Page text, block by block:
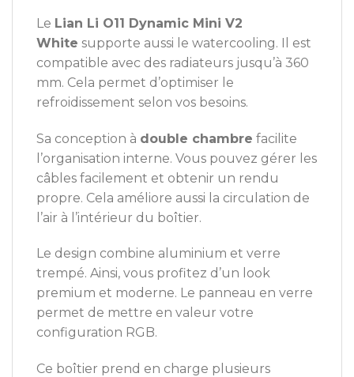
Le Lian Li O11 Dynamic Mini V2
White supporte aussi le watercooling. Il est
compatible avec des radiateurs jusqu’à 360
mm. Cela permet d’optimiser le
refroidissement selon vos besoins.
Sa conception à double chambre facilite
l’organisation interne. Vous pouvez gérer les
câbles facilement et obtenir un rendu
propre. Cela améliore aussi la circulation de
l’air à l’intérieur du boîtier.
Le design combine aluminium et verre
trempé. Ainsi, vous profitez d’un look
premium et moderne. Le panneau en verre
permet de mettre en valeur votre
configuration RGB.
Ce boîtier prend en charge plusieurs